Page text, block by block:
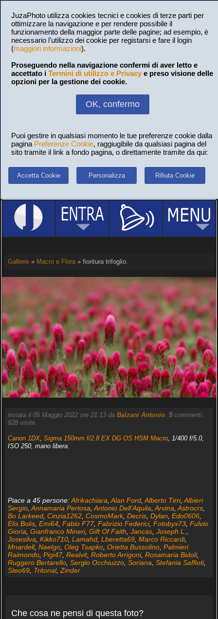
JuzaPhoto utilizza cookies tecnici e cookies di terze parti per
ottimizzare la navigazione e per rendere possibile il
funzionamento della maggior parte delle pagine; ad esempio, è
necessario l'utilizzo dei cookie per registarsi e fare il login
(maggiori informazioni).
Proseguendo nella navigazione confermi di aver letto e
accettato i Termini di utilizzo e Privacy e preso visione delle
opzioni per la gestione dei cookie.
OK, confermo
Puoi gestire in qualsiasi momento le tue preferenze cookie dalla
pagina Preferenze Cookie, raggiugibile da qualsiasi pagina del
sito tramite il link a fondo pagina, o direttamente tramite da qui:
Accetta Cookie Personalizza Rifiuta Cookie
Gallerie» Macro e Flora» fioritura trifoglio.
inviata il 05 Maggio 2022 ore 21:13 da Balzani Antonio. 5commenti,
928 visite.
Canon 1DX, Sigma 150mm f/2.8 EX DG OS HSM Macro, 1/400 f/5.0,
ISO 250, mano libera.
Piace a 45 persone:Afrikachiara Alan Ford, Alberto Tirri, Albieri
Sergio, Annamaria Pertosa Antonio Dell'Aquila Arvina Astrocrs,
Bo Larkeed, Cinzia1262, CosmoMark, Decris, Dylan Edo0606,
Elis Bolis, Emi64, Fabio F77, Fabrizio Federici, Fotobyx73, Fulvio
Gioria Gianfranco Mineri, Gift Of Faith Jancas, Joseph L.
Josesilva Kikko710, Lamahd, Lberetta69, Marco Riccardi,
Mnardell, Naelgo, Oleg Tsapko, Orietta Bussolino, Palmieri
Raimondo, Pigi47, Realvit, Roberto Arrigoni, Rosamaria Bidoli,
Ruggero Bertarello, Sergio Occhiuzzo, Soriana Stefania Saffioti,
Steo69, Tritonal, Zinder
Che cosa ne pensi di questa foto?